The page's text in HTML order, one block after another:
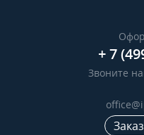
+ 7
Звоните